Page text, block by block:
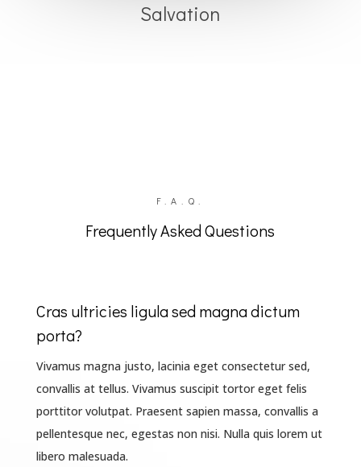
Salvation
F.A.Q.
Frequently Asked Questions
Cras ultricies ligula sed magna dictum
porta?
Vivamus magna justo, lacinia eget consectetur sed,
convallis at tellus. Vivamus suscipit tortor eget felis
porttitor volutpat. Praesent sapien massa, convallis a
pellentesque nec, egestas non nisi. Nulla quis lorem ut
libero malesuada.